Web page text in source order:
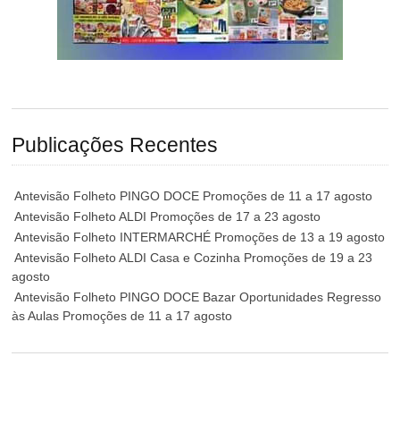
Publicações Recentes
Antevisão Folheto PINGO DOCE Promoções de 11 a 17 agosto
Antevisão Folheto ALDI Promoções de 17 a 23 agosto
Antevisão Folheto INTERMARCHÉ Promoções de 13 a 19 agosto
Antevisão Folheto ALDI Casa e Cozinha Promoções de 19 a 23
agosto
Antevisão Folheto PINGO DOCE Bazar Oportunidades Regresso
às Aulas Promoções de 11 a 17 agosto